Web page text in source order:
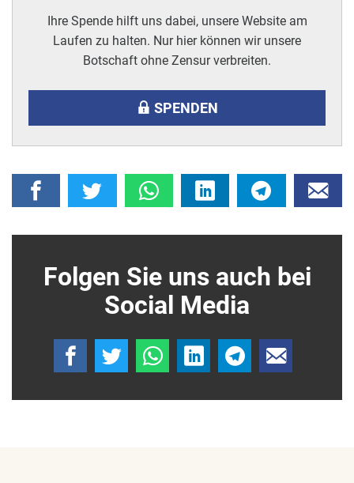
Ihre Spende hilft uns dabei, unsere Website am
Laufen zu halten. Nur hier können wir unsere
Botschaft ohne Zensur verbreiten.
SPENDEN
Folgen Sie uns auch bei
Social Media